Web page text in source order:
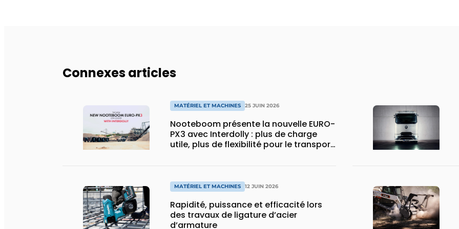
Connexes articles
MATÉRIEL ET MACHINES 25 JUIN 2026
Nooteboom présente la nouvelle EURO-
PX3 avec Interdolly : plus de charge
utile, plus de flexibilité pour le transport
MATÉRIEL ET MACHINES 12 JUIN 2026
Rapidité, puissance et efficacité lors
des travaux de ligature d’acier
d’armature